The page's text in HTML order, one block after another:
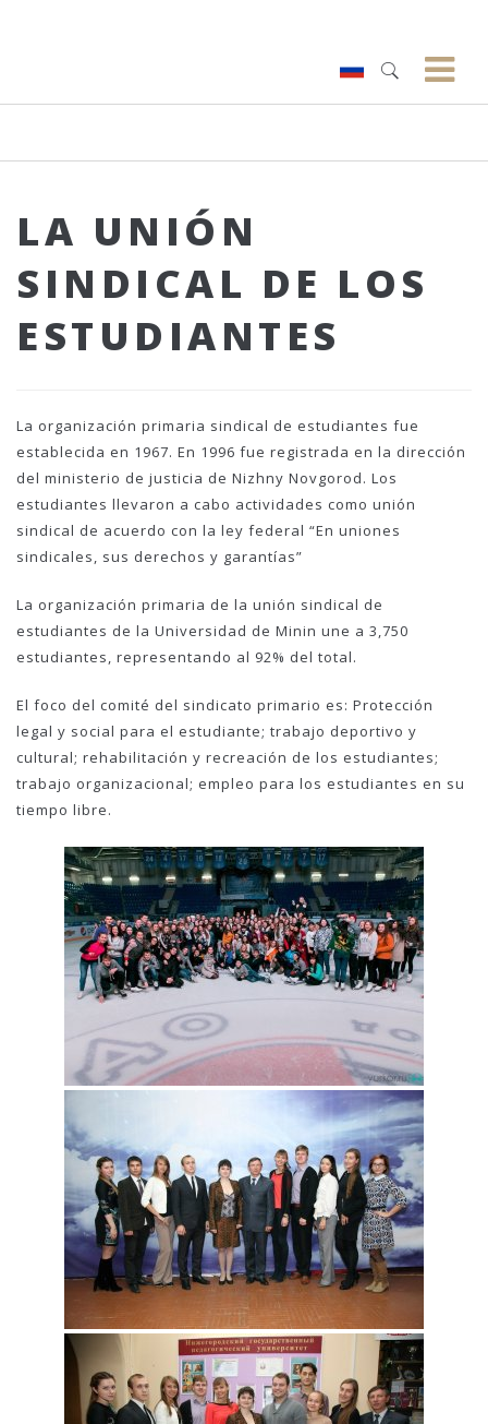
LA UNIÓN
SINDICAL DE LOS
ESTUDIANTES
La organización primaria sindical de estudiantes fue
establecida en 1967. En 1996 fue registrada en la dirección
del ministerio de justicia de Nizhny Novgorod. Los
estudiantes llevaron a cabo actividades como unión
sindical de acuerdo con la ley federal “En uniones
sindicales, sus derechos y garantías”
La organización primaria de la unión sindical de
estudiantes de la Universidad de Minin une a 3,750
estudiantes, representando al 92% del total.
El foco del comité del sindicato primario es: Protección
legal y social para el estudiante; trabajo deportivo y
cultural; rehabilitación y recreación de los estudiantes;
trabajo organizacional; empleo para los estudiantes en su
tiempo libre.